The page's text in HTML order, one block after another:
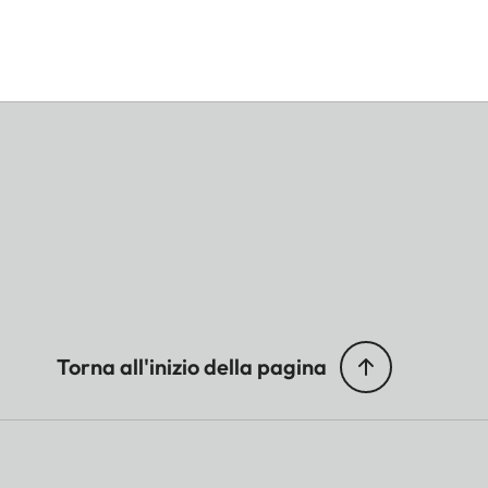
Torna all'inizio della pagina